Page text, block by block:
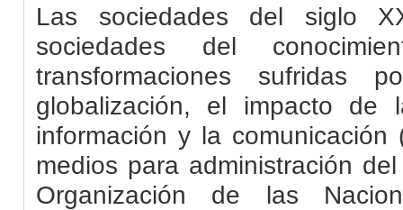
Las sociedades del siglo
sociedades del
transformaciones sufridas
globalización, el impacto de
información y la
medios para administración
Organización de las